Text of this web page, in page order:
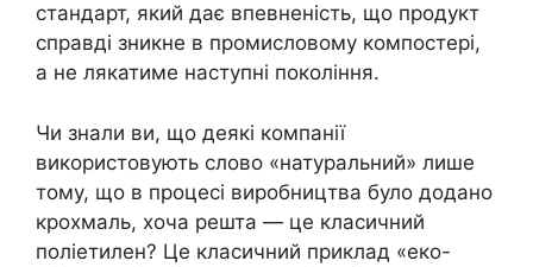
стандарт, який дає впевненість, що продукт
справді зникне в промисловому компостері,
а не лякатиме наступні покоління.
Чи знали ви, що деякі компанії
використовують слово «натуральний» лише
тому, що в процесі виробництва було додано
крохмаль, хоча решта — це класичний
поліетилен? Це класичний приклад «еко-